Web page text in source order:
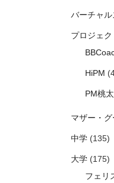
バーチャ
プロジェ
HiPM
PM桃
マザー・グ
中学(135)
大学(175)
フェリ